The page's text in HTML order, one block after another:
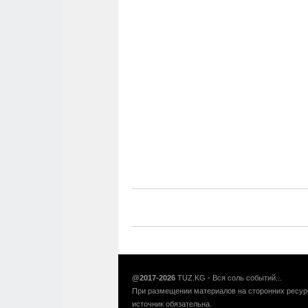
@2017-2026 TUZ.KG - Вся соль событий...
При размещении материалов на сторонних
источник обязательна.